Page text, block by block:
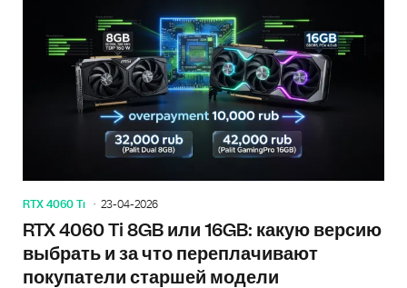
RTX 4060 Ti 23-04-2026
RTX 4060 Ti 8GB или 16GB: какую версию
выбрать и за что переплачивают
покупатели старшей модели